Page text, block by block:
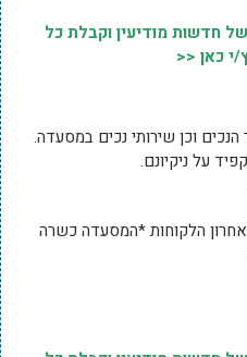
חדשות מודיעין וקבלת כל
י כאן <<
וכן שירותי נכים במסעדה.
על ניקיונם.
09:00-24:00 או עד אחרון הלקוחות *המסעדה כשרה